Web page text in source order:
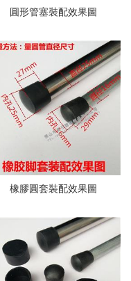
圓形管塞裝配效果圖
橡膠圓套裝配效果圖